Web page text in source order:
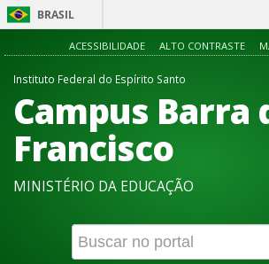
BRASIL
ACESSIBILIDADE ALTO CONTRASTE
Instituto Federal do Espírito Santo
Campus Barra
Francisco
MINISTÉRIO DA EDUCAÇÃO